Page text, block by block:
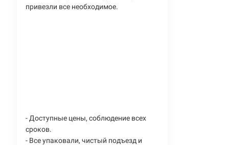
привезли все необходимое.
- Доступные цены, соблюдение всех
сроков.
- Все упаковали, чистый подъезд и